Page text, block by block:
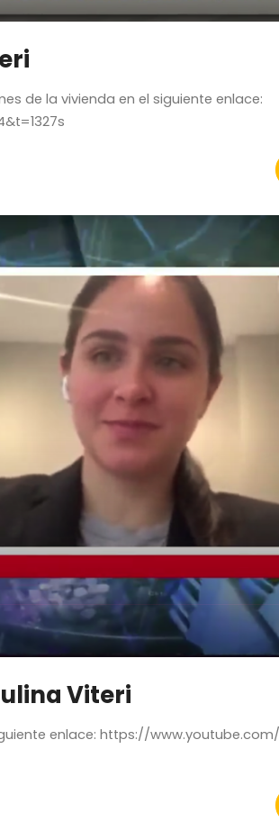
de la vivienda en el siguiente enlace:
Viteri
enlace: https://